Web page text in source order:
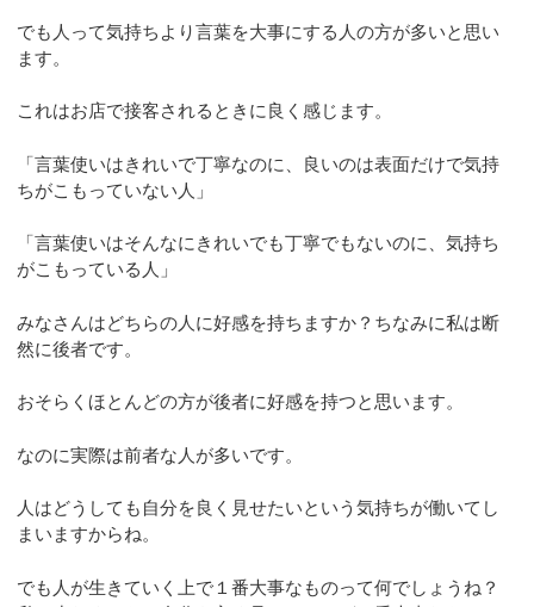
でも人って気持ちより言葉を大事にする人の方が多いと思い
ます。
これはお店で接客されるときに良く感じます。
「言葉使いはきれいで丁寧なのに、良いのは表面だけで気持
ちがこもっていない人」
「言葉使いはそんなにきれいでも丁寧でもないのに、気持ち
がこもっている人」
みなさんはどちらの人に好感を持ちますか？ちなみに私は断
然に後者です。
おそらくほとんどの方が後者に好感を持つと思います。
なのに実際は前者な人が多いです。
人はどうしても自分を良く見せたいという気持ちが働いてし
まいますからね。
でも人が生きていく上で１番大事なものって何でしょうね？